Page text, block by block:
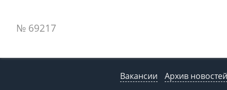
№ 69217
Вакансии Архив новостей